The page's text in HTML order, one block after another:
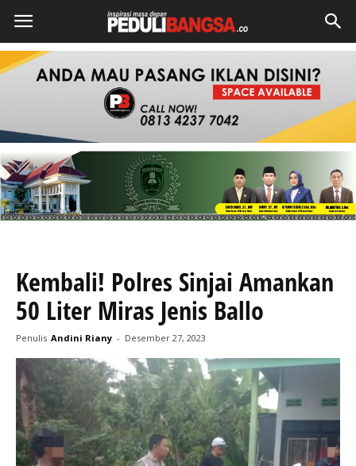
Kembali! Polres Sinjai Amankan
50 Liter Miras Jenis Ballo
Penulis Andini Riany - Desember 27, 2023